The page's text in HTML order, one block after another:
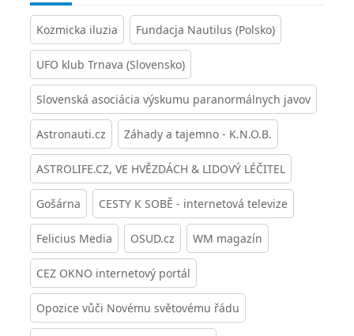
Kozmicka iluzia Fundacja Nautilus (Polsko)
UFO klub Trnava (Slovensko)
Slovenská asociácia výskumu paranormálnych javov
Astronauti.cz Záhady a tajemno - K.N.O.B.
ASTROLIFE.CZ, VE HVĚZDÁCH & LIDOVÝ LÉČITEL
Gošárna CESTY K SOBĚ - internetová televize
Felicius Media OSUD.cz WM magazín
CEZ OKNO internetový portál
Opozice vůči Novému světovému řádu